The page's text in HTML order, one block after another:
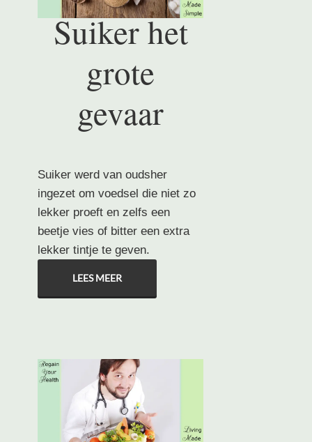
Suiker het
grote
gevaar
Suiker werd van oudsher
ingezet om voedsel die niet zo
lekker proeft en zelfs een
beetje vies of bitter een extra
lekker tintje te geven.
LEES MEER